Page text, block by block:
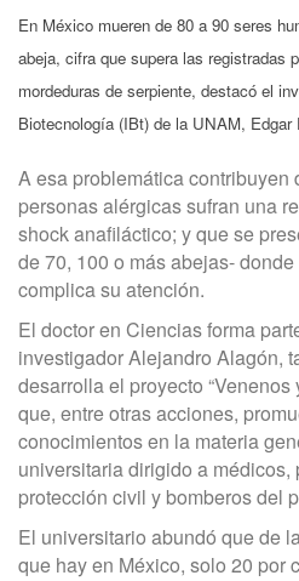
En México mueren de 80 a 90 seres
abeja, cifra que supera las registradas
mordeduras de serpiente, destacó el
Biotecnología (IBt) de la UNAM, Edgar
A esa problemática contribuyen
personas alérgicas sufran una
shock anafiláctico; y que se
de 70, 100 o más abejas-
complica su atención.
El doctor en Ciencias forma
investigador Alejandro Alagón,
desarrolla el proyecto
que, entre otras acciones,
conocimientos en la materia
universitaria dirigido a
protección civil y bomberos del
El universitario abundó que de
que hay en México, solo 20 por